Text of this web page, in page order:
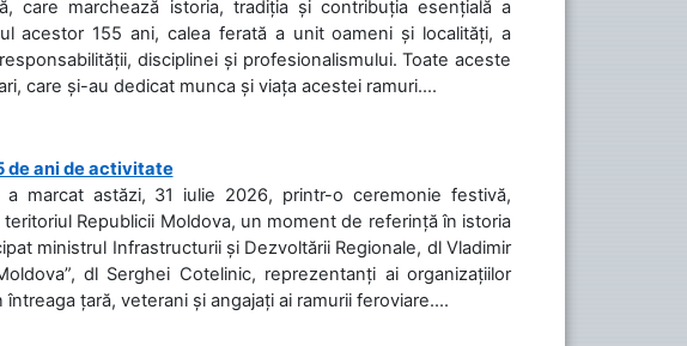
care marchează istoria, tradiția și contribuția esențială a
acestor 155 ani, calea ferată a unit oameni și localități, a
disciplinei și profesionalismului. Toate aceste
care și-au dedicat munca și viața acestei ramuri....
de ani de activitate
marcat astăzi, 31 iulie 2026, printr-o ceremonie festivă,
Republicii Moldova, un moment de referință în istoria
ministrul Infrastructurii și Dezvoltării Regionale, dl Vladimir
dl Serghei Cotelinic, reprezentanți ai organizațiilor
țară, veterani și angajați ai ramurii feroviare....